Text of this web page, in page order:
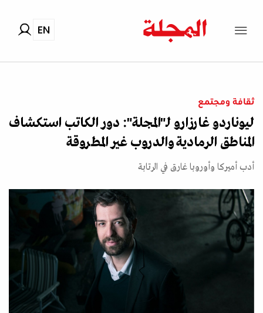
EN
ثقافة ومجتمع
ليوناردو غارزارو لـ"المجلة": دور الكاتب استكشاف
المناطق الرمادية والدروب غير المطروقة
أدب أميركا وأوروبا غارق في الرتابة